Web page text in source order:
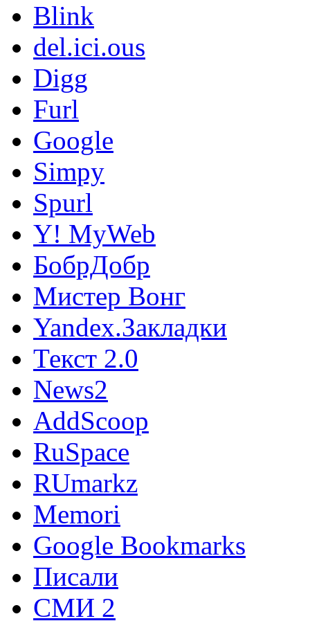
Blink
del.ici.ous
Digg
Furl
Google
Simpy
Spurl
Y! MyWeb
БобрДобр
Мистер Вонг
Yandex.Закладки
Текст 2.0
News2
AddScoop
RuSpace
RUmarkz
Memori
Google Bookmarks
Писали
СМИ 2